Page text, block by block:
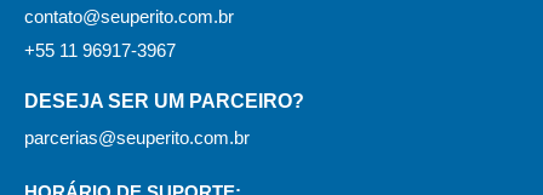
contato@seuperito.com.br
+55 11 96917-3967
DESEJA SER UM PARCEIRO?
parcerias@seuperito.com.br